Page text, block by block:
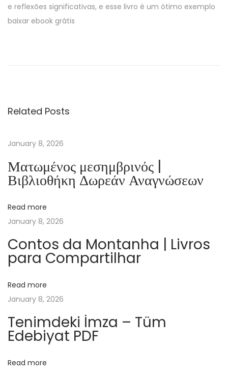
e reflexões significativas, e esse livro é um ótimo exemplo
baixar ebook grátis
o
M
e
o
i
r
b
y
t
h
C
r
a
Related Posts
January 8, 2026
Ματωμένος μεσημβρινός |
Βιβλιοθήκη Δωρεάν Αναγνώσεων
Read more
January 8, 2026
Contos da Montanha | Livros
para Compartilhar
Read more
January 8, 2026
Tenimdeki İmza – Tüm
Edebiyat PDF
Read more